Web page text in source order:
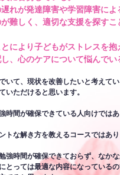
遅れが発達障害や学習障害によ
難しく、適切な支援を探すこ
とにより子どもがストレスを抱
、心のケアについて悩んでい
いて、現状を改善したいと考えてい
いただけると思います。
時間が確保できている人向けでは
トな解き方を教えるコースではあり
強時間が確保できておらず、なか
とっては最適な内容になっている